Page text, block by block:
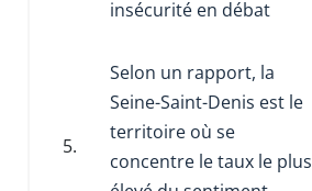
insécurité en débat
5.
Selon un rapport, la
Seine-Saint-Denis est le
territoire où se
concentre le taux le plus